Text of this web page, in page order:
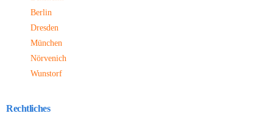
Berlin
Dresden
München
Nörvenich
Wunstorf
Rechtliches